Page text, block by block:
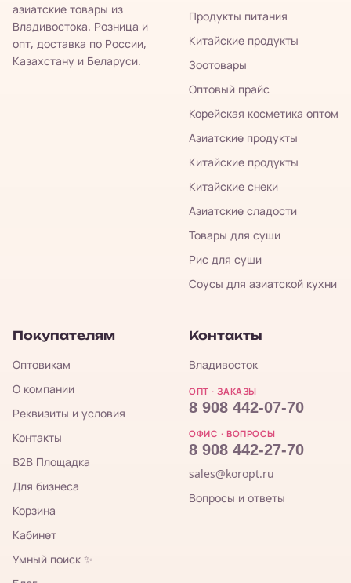
азиатские товары из
Владивостока. Розница и
опт, доставка по России,
Казахстану и Беларуси.
Продукты питания
Китайские продукты
Зоотовары
Оптовый прайс
Корейская косметика оптом
Азиатские продукты
Китайские продукты
Китайские снеки
Азиатские сладости
Товары для суши
Рис для суши
Соусы для азиатской кухни
Покупателям
Оптовикам
О компании
Реквизиты и условия
Контакты
B2B Площадка
Для бизнеса
Корзина
Кабинет
Умный поиск ✨
Контакты
Владивосток
ОПТ · ЗАКАЗЫ
8 908 442-07-70
ОФИС · ВОПРОСЫ
8 908 442-27-70
sales@koropt.ru
Вопросы и ответы